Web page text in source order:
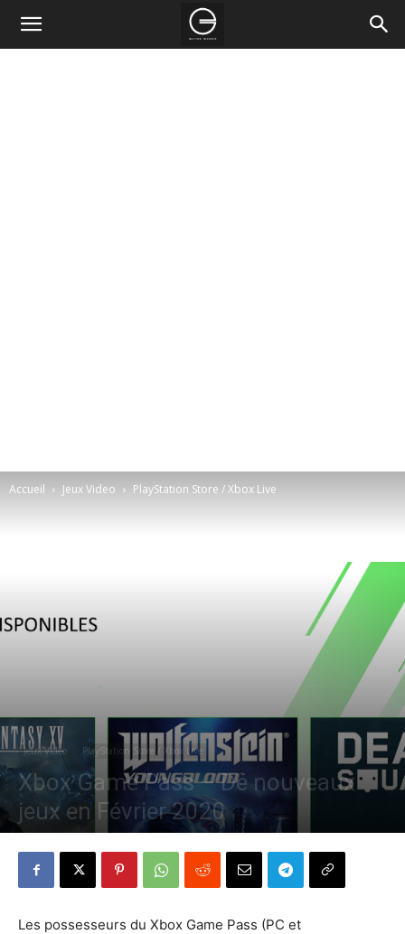
Accueil Jeux Video PlayStation Store / Xbox Live
Jeux Video PlayStation Store / Xbox Live
Xbox Game Pass – De nouveaux
jeux en Février 2020
Les possesseurs du Xbox Game Pass (PC et